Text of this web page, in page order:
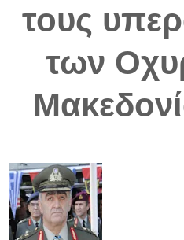
τους
των